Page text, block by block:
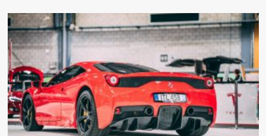
o
Jesteś
wierzycielem
nakazem
zapłaty?